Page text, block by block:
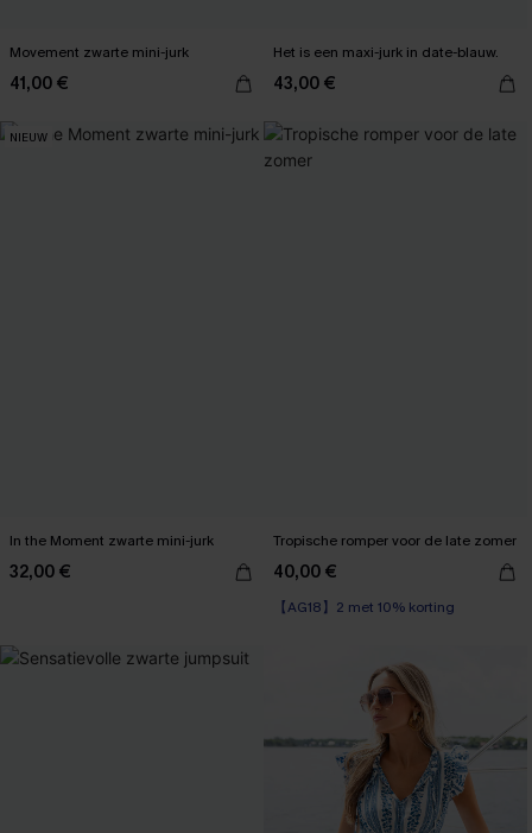
Movement zwarte mini-jurk
41,00 €
Het is een maxi-jurk in date-blauw.
43,00 €
NIEUW
In the Moment zwarte mini-jurk
32,00 €
Tropische romper voor de late zomer
40,00 €
【AG18】2 met 10% korting